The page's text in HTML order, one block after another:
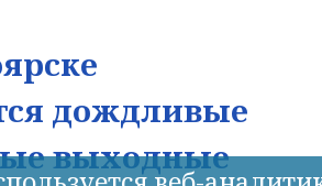
дождливые
выходные